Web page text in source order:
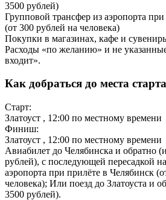
3500 рублей)
Групповой трансфер из аэропорта
(от 300 рублей на человека)
Покупки в магазинах, кафе и
Расходы «по желанию» и не
входит».
Как добраться до места
Старт:
Златоуст , 12:00 по местному времени
Финиш:
Златоуст , 12:00 по местному времени
Авиабилет до Челябинска и обратно
рублей), с последующей пересадкой
аэропорта при прилёте в Челябинск
человека); Или поезд до Златоуста и
3500 рублей).